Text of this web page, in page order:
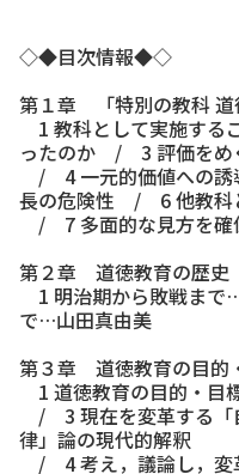
◇◆目次情報◆◇
第１章 「特別の教科
1 教科として実施す
ったのか / 3 評価をめ
/ 4 一元的価値への
長の危険性 / 6 他教科
/ 7 多面的な見方を確
第２章 道徳教育の歴史
1 明治期から敗戦ま
で…山田真由美
第３章 道徳教育の目的
1 道徳教育の目的・
/ 3 現在を変革する「
律」論の現代的解釈
/ 4 考え，議論し，変